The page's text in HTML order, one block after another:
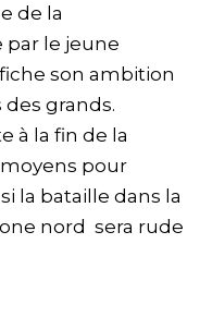
de la
par le jeune
son ambition
grands.
à la fin de la
pour
la bataille dans la
nord sera rude